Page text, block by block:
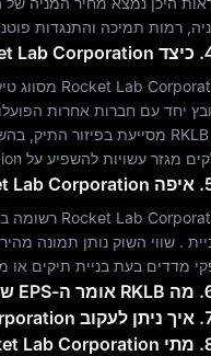
רמות תמיכה והתנגדות
. כיצד Lab Corporation
Rocket Lab מסווג
RKLB מסייעת בפיזור התיק,
מגזר עשויות להשפיע על
. איפה Lab Corporation
Rocket Lab רשומה ב
. שווי השוק נותן תמונה
מדדים בעת בניית תיקים או
. מה RKLB אומר ה-EPS של ‎ למשקיעים על הרווחיות שלה?
. איך ניתן לעקוב
. מתי Lab Corporation